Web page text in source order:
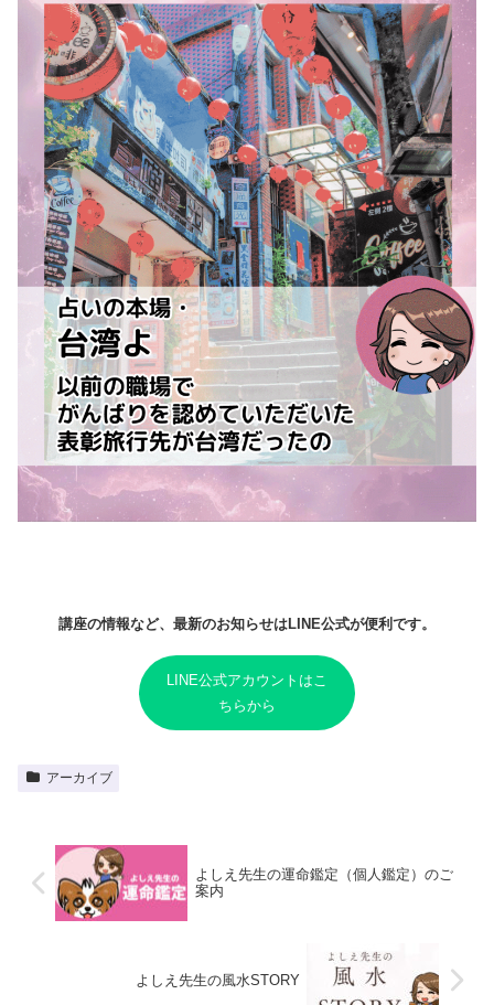
講座の情報など、最新のお知らせはLINE公式が便利です。
LINE公式アカウントはこ
ちらから
アーカイブ
よしえ先生の運命鑑定（個人鑑定）のご
案内
よしえ先生の風水STORY